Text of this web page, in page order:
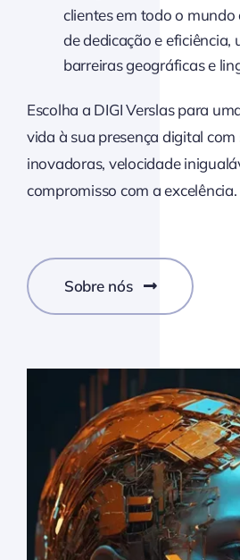
clientes em todo o mundo
de dedicação e eficiência,
barreiras geográficas e
Escolha a DIGI Verslas para
vida à sua presença digital com
inovadoras, velocidade
compromisso com a excelência.
Sobre nós